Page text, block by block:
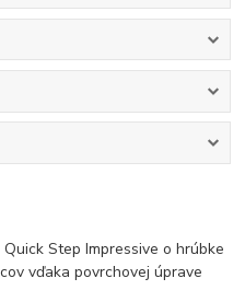
Step Impressive o hrúbke
vďaka povrchovej úprave